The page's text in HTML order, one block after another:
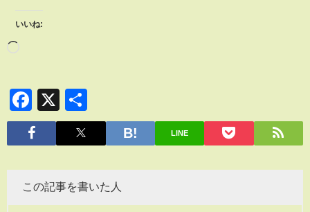
いいね:
Facebook
X
有
LINE
この記事を書いた人